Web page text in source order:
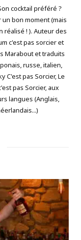
cocktail préféré ?
bon moment (mais
réalisé ! ). Auteur des
c'est pas sorcier et
Marabout et traduits
russe, italien,
C'est pas Sorcier, Le
pas Sorcier, aux
langues (Anglais,